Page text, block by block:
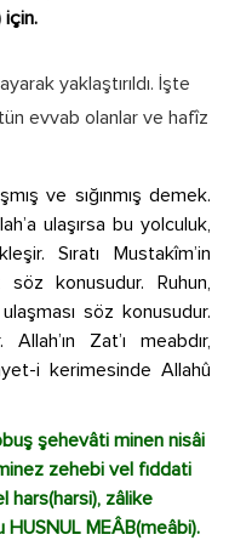
için.
yaklaştırıldı. İşte
evvab olanlar ve hafîz
ve sığınmış demek.
ulaşırsa bu yolculuk,
Sıratı Mustakîm’in
konusudur. Ruhun,
söz konusudur.
Zat’ı meabdır,
i kerimesinde Allahû
şehevâti minen nisâi
zehebi vel fıddati
hars(harsi), zâlike
MEÂB(meâbi).